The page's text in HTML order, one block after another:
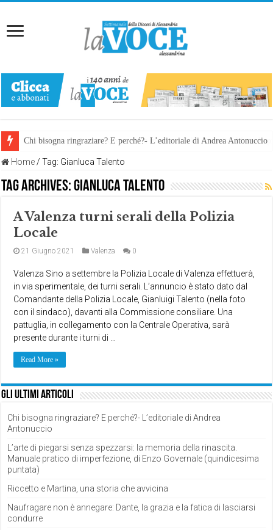
Chi bisogna ringraziare? E perché?- L’editoriale di Andrea Antonuccio
L’arte di piegarsi senza spezzarsi: la memoria della rinascita.
Home / Tag: Gianluca Talento
Tag Archives:Gianluca Talento
A Valenza turni serali della Polizia
Locale
21 Giugno 2021 Valenza 0
Valenza Sino a settembre la Polizia Locale di Valenza effettuerà,
in via sperimentale, dei turni serali. L’annuncio è stato dato dal
Comandante della Polizia Locale, Gianluigi Talento (nella foto
con il sindaco), davanti alla Commissione consiliare. Una
pattuglia, in collegamento con la Centrale Operativa, sarà
presente durante i turni di …
Read More »
Gli ultimi articoli
Chi bisogna ringraziare? E perché?- L’editoriale di Andrea
Antonuccio
L’arte di piegarsi senza spezzarsi: la memoria della rinascita.
Manuale pratico di imperfezione, di Enzo Governale (quindicesima
puntata)
Riccetto e Martina, una storia che avvicina
Naufragare non è annegare: Dante, la grazia e la fatica di lasciarsi
condurre